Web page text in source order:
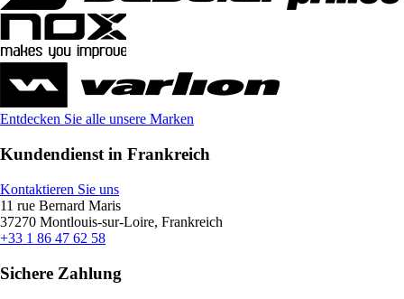
Entdecken Sie alle unsere Marken
Kundendienst in Frankreich
Kontaktieren Sie uns
11 rue Bernard Maris
37270 Montlouis-sur-Loire, Frankreich
+33 1 86 47 62 58
Sichere Zahlung